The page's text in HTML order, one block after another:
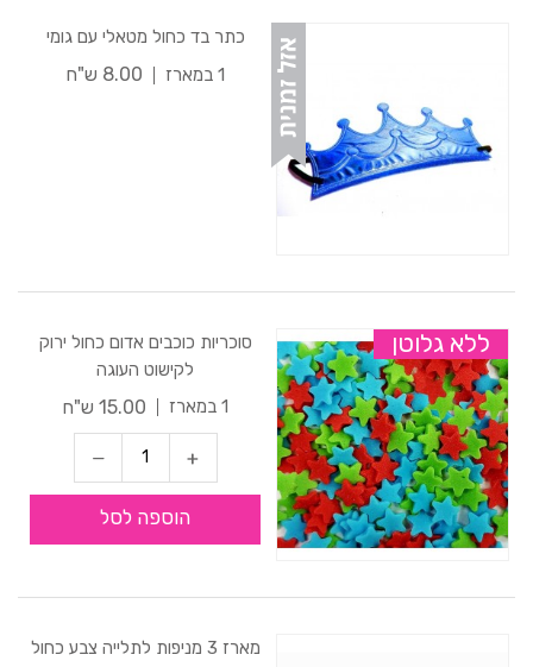
כתר בד כחול מטאלי עם גומי
1 במארז
8.00 ש"ח
ללא גלוטן
סוכריות כוכבים אדום כחול ירוק
לקישוט העוגה
1 במארז
15.00 ש"ח
הוספה לסל
מארז 3 מניפות לתלייה צבע כחול